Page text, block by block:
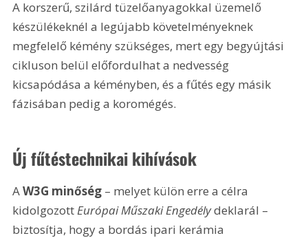
A korszerű, szilárd tüzelőanyagokkal üzemelő
készülékeknél a legújabb követelményeknek
megfelelő kémény szükséges, mert egy begyújtási
cikluson belül előfordulhat a nedvesség
kicsapódása a kéményben, és a fűtés egy másik
fázisában pedig a koromégés.
Új fűtéstechnikai kihívások
A W3G minőség – melyet külön erre a célra
kidolgozott Európai Műszaki Engedély deklarál –
biztosítja, hogy a bordás ipari kerámia